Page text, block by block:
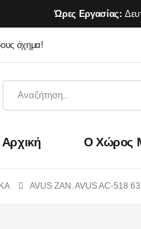
Ώρες Εργασίας:
όχημα!
Αρχική Ο Χώρος
AVUS ZAN. AVUS AC-518